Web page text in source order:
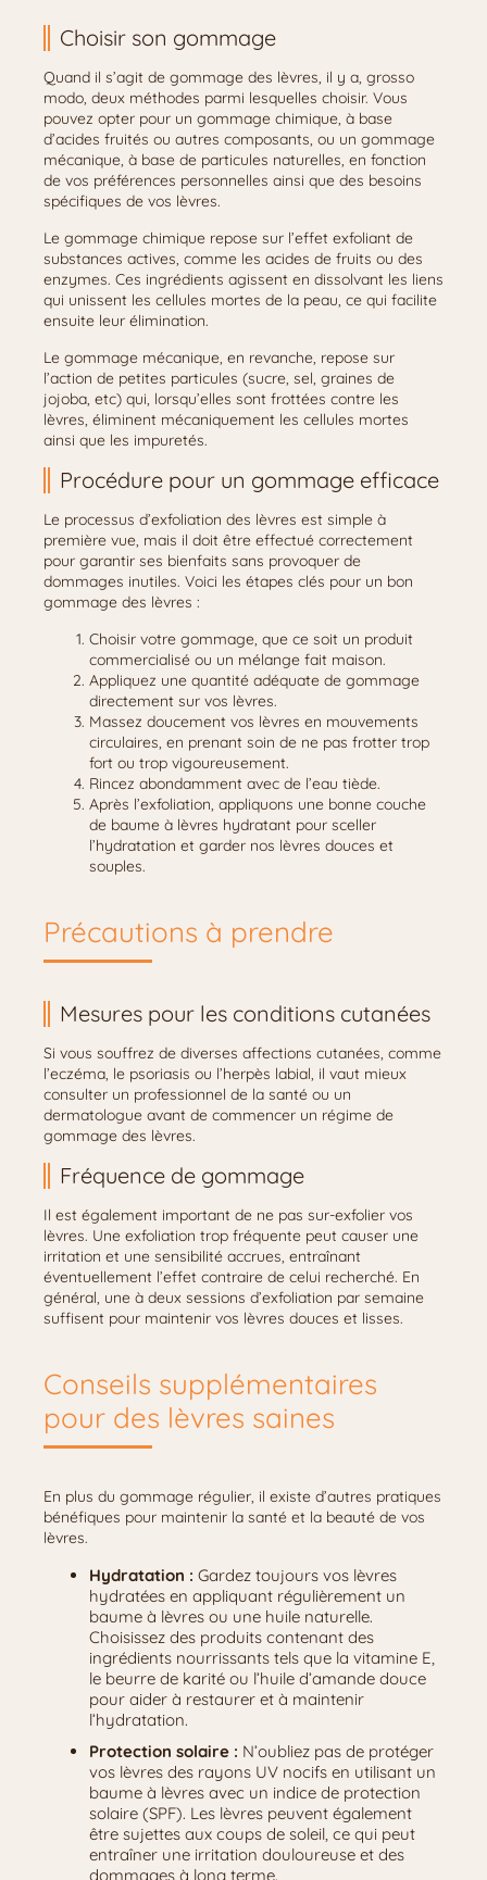
Choisir son gommage
Quand il s’agit de gommage des lèvres, il y a, grosso
modo, deux méthodes parmi lesquelles choisir. Vous
pouvez opter pour un gommage chimique, à base
d’acides fruités ou autres composants, ou un gommage
mécanique, à base de particules naturelles, en fonction
de vos préférences personnelles ainsi que des besoins
spécifiques de vos lèvres.
Le gommage chimique repose sur l’effet exfoliant de
substances actives, comme les acides de fruits ou des
enzymes. Ces ingrédients agissent en dissolvant les liens
qui unissent les cellules mortes de la peau, ce qui facilite
ensuite leur élimination.
Le gommage mécanique, en revanche, repose sur
l’action de petites particules (sucre, sel, graines de
jojoba, etc) qui, lorsqu’elles sont frottées contre les
lèvres, éliminent mécaniquement les cellules mortes
ainsi que les impuretés.
Procédure pour un gommage efficace
Le processus d’exfoliation des lèvres est simple à
première vue, mais il doit être effectué correctement
pour garantir ses bienfaits sans provoquer de
dommages inutiles. Voici les étapes clés pour un bon
gommage des lèvres :
Choisir votre gommage, que ce soit un produit
commercialisé ou un mélange fait maison.
Appliquez une quantité adéquate de gommage
directement sur vos lèvres.
Massez doucement vos lèvres en mouvements
circulaires, en prenant soin de ne pas frotter trop
fort ou trop vigoureusement.
Rincez abondamment avec de l’eau tiède.
Après l’exfoliation, appliquons une bonne couche
de baume à lèvres hydratant pour sceller
l’hydratation et garder nos lèvres douces et
souples.
Précautions à prendre
Mesures pour les conditions cutanées
Si vous souffrez de diverses affections cutanées, comme
l’eczéma, le psoriasis ou l’herpès labial, il vaut mieux
consulter un professionnel de la santé ou un
dermatologue avant de commencer un régime de
gommage des lèvres.
Fréquence de gommage
Il est également important de ne pas sur-exfolier vos
lèvres. Une exfoliation trop fréquente peut causer une
irritation et une sensibilité accrues, entraînant
éventuellement l’effet contraire de celui recherché. En
général, une à deux sessions d’exfoliation par semaine
suffisent pour maintenir vos lèvres douces et lisses.
Conseils supplémentaires
pour des lèvres saines
En plus du gommage régulier, il existe d’autres pratiques
bénéfiques pour maintenir la santé et la beauté de vos
lèvres.
Hydratation : Gardez toujours vos lèvres
hydratées en appliquant régulièrement un
baume à lèvres ou une huile naturelle.
Choisissez des produits contenant des
ingrédients nourrissants tels que la vitamine E,
le beurre de karité ou l’huile d’amande douce
pour aider à restaurer et à maintenir
l’hydratation.
Protection solaire : N’oubliez pas de protéger
vos lèvres des rayons UV nocifs en utilisant un
baume à lèvres avec un indice de protection
solaire (SPF). Les lèvres peuvent également
être sujettes aux coups de soleil, ce qui peut
entraîner une irritation douloureuse et des
dommages à long terme.